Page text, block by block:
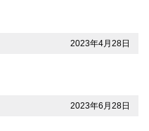
2023年4月28日
2023年6月28日